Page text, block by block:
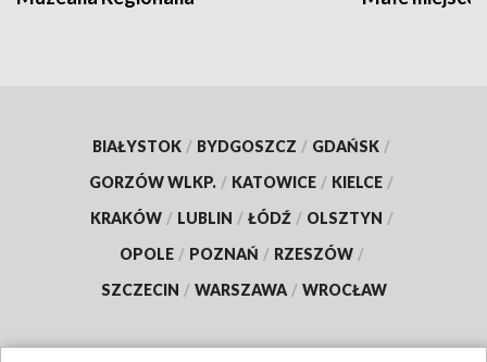
BIAŁYSTOK / BYDGOSZCZ / GDAŃSK /
GORZÓW WLKP. / KATOWICE / KIELCE /
KRAKÓW / LUBLIN / ŁÓDŹ / OLSZTYN /
OPOLE / POZNAŃ / RZESZÓW /
SZCZECIN / WARSZAWA / WROCŁAW